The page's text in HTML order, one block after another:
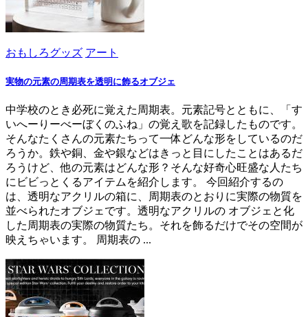
おもしろグッズ アート
実物の元素の周期表を透明に飾るオブジェ
中学校のとき必死に覚えた周期表。元素記号とともに、「す
いへーりーべーぼくのふね」の覚え歌を記録したものです。
そんなたくさんの元素たちって一体どんな形をしているのだ
ろうか。鉄や銅、金や銀などはきっと目にしたことはあるだ
ろうけど、他の元素はどんな形？そんな好奇心旺盛な人たち
にビビっとくるアイテムを紹介します。 今回紹介するの
は、透明なアクリルの箱に、周期表のとおりに実際の物質を
並べられたオブジェです。透明なアクリルの オブジェと化
した周期表の実際の物質たち。それを飾るだけでその空間が
映えちゃいます。 周期表の ...